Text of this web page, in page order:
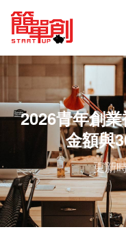
2026青年創
金額與
更新